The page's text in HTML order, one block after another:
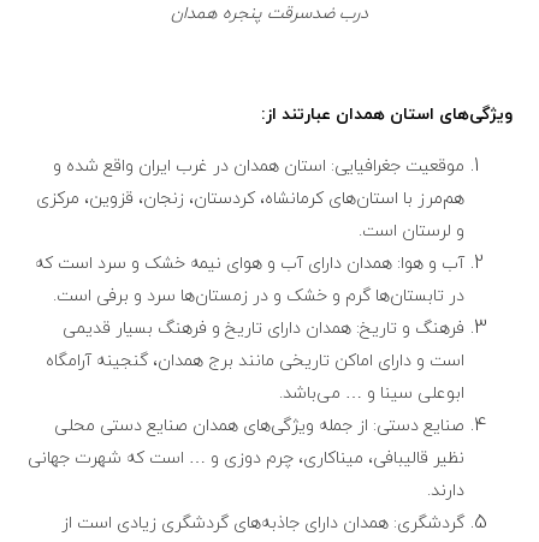
درب ضدسرقت پنجره همدان
ویژگی‌های استان همدان عبارتند از:
موقعیت جغرافیایی: استان همدان در غرب ایران واقع شده و
هم‌مرز با استان‌های کرمانشاه، کردستان، زنجان، قزوین، مرکزی
و لرستان است.
آب و هوا: همدان دارای آب و هوای نیمه خشک و سرد است که
در تابستان‌ها گرم و خشک و در زمستان‌ها سرد و برفی است.
فرهنگ و تاریخ: همدان دارای تاریخ و فرهنگ بسیار قدیمی
است و دارای اماکن تاریخی مانند برج همدان، گنجینه آرامگاه
ابوعلی سینا و … می‌باشد.
صنایع دستی: از جمله ویژگی‌های همدان صنایع دستی محلی
نظیر قالیبافی، میناکاری، چرم دوزی و … است که شهرت جهانی
دارند.
گردشگری: همدان دارای جاذبه‌های گردشگری زیادی است از